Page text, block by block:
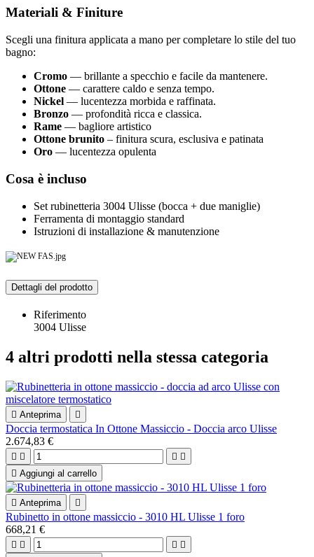
Materiali & Finiture
Scegli una finitura applicata a mano per completare lo stile del tuo
bagno:
Cromo — brillante a specchio e facile da mantenere.
Ottone — carattere caldo e senza tempo.
Nickel — lucentezza morbida e raffinata.
Bronzo — profondità ricca e classica.
Rame — bagliore artistico
Ottone brunito – finitura scura, esclusiva e patinata
Oro — lucentezza opulenta
Cosa è incluso
Set rubinetteria 3004 Ulisse (bocca + due maniglie)
Ferramenta di montaggio standard
Istruzioni di installazione & manutenzione
Dettagli del prodotto
Riferimento
3004 Ulisse
4 altri prodotti nella stessa categoria
 Anteprima 
Doccia termostatica In Ottone Massiccio - Doccia arco Ulisse
2.674,83 €
   
 Aggiungi al carrello
 Anteprima 
Rubinetto in ottone massiccio - 3010 HL Ulisse 1 foro
668,21 €
   